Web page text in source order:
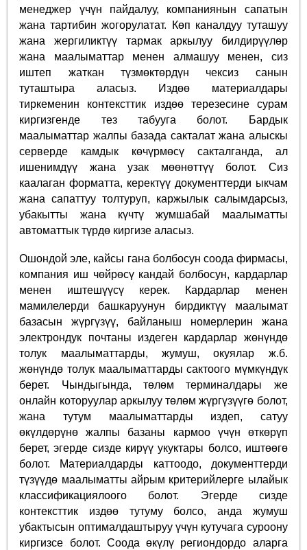
менеджер үчүн пайдалуу, компаниянын сапатын
жана тартибин жогорулатат. Көп каналдуу туташуу
жана жергиликтүү тармак аркылуу билдирүүлөр
жана маалыматтар менен алмашуу менен, сиз
иштеп жаткан түзмөктөрдүн чексиз санын
туташтыра аласыз. Издөө материалдары
тиркеменин контексттик издөө терезесине сурам
киргизгенде тез табууга болот. Бардык
маалыматтар жалпы базада сакталат жана алыскы
серверде камдык көчүрмөсү сакталганда, ал
ишенимдүү жана узак мөөнөттүү болот. Сиз
каалаган форматта, керектүү документтерди ыкчам
жана сапаттуу толтуруп, каржылык салымдарсыз,
убакытты жана күчтү жумшабай маалыматты
автоматтык түрдө киргизе аласыз.
Ошондой эле, кайсы гана болбосун соода фирмасы,
компания иш чөйрөсү кандай болбосун, кардарлар
менен иштешүүсү керек. Кардарлар менен
мамилелерди башкаруунун бирдиктүү маалымат
базасын жүргүзүү, байланыш номерлерин жана
электрондук почтаны издеген кардарлар жөнүндө
толук маалыматтарды, жумуш, окуялар ж.б.
жөнүндө толук маалыматтарды сактоого мүмкүндүк
берет. Чындыгында, төлөм терминалдары же
онлайн которуулар аркылуу төлөм жүргүзүүгө болот,
жана тутум маалыматтарды издеп, сатуу
өкүлдөрүнө жалпы базаны кармоо үчүн өткөрүп
берет, эгерде сизде кирүү укуктары болсо, иштөөгө
болот. Материалдарды каттоодо, документтерди
түзүүдө маалыматты айрым критерийлерге ылайык
классификациялоого болот. Эгерде сизде
контексттик издөө тутуму болсо, анда жумуш
убактысын оптималдаштыруу үчүн кутучага суроону
киргизсе болот. Соода өкүлү региондордо аларга